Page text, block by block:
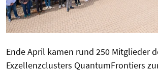
Ende April kamen rund 250 Mitglieder
Exzellenzclusters QuantumFrontiers